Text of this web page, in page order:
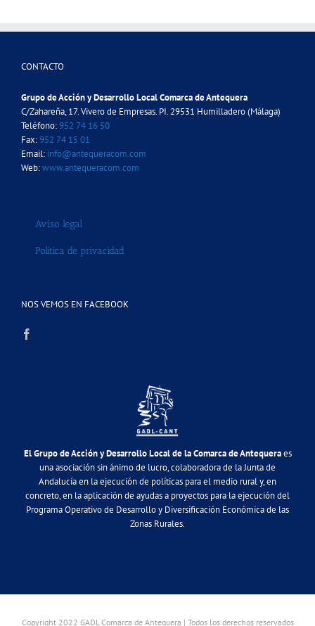
CONTACTO
Grupo de Acción y Desarrollo Local Comarca de Antequera
C/Zahareña, 17. Vivero de Empresas. PI. 29531 Humilladero (Málaga)
Teléfono:952 74 16 50
Fax:952 74 15 01
Email: info@antequeracom.com
Web:www.antequeracom.com
Aviso legal
Política de privacidad
NOS VEMOS EN FACEBOOK
El Grupo de Acción y Desarrollo Local de la Comarca de Antequeraes
una asociación sin ánimo de lucro, colaboradora de la Junta de
Andalucía en la ejecución de políticas para el medio rural y, en
concreto, en la aplicación de ayudas a proyectos para la ejecución del
Programa Operativo de Desarrollo y Diversificación Económica de las
Zonas Rurales.
Copyright 2022 GADL Comarca de Antequera | Todos los derechos reservados